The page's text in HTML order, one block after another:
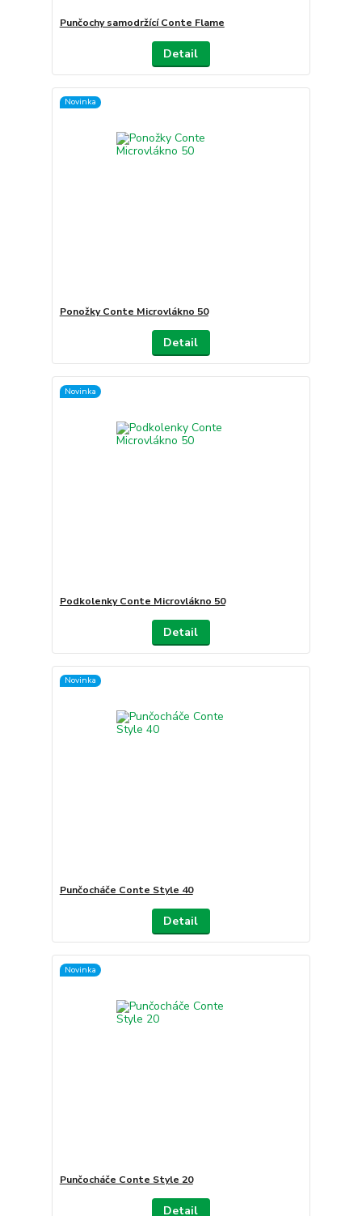
Punčochy samodržící Conte Flame
Detail
Novinka
Ponožky Conte Microvlákno 50
Detail
Novinka
Podkolenky Conte Microvlákno 50
Detail
Novinka
Punčocháče Conte Style 40
Detail
Novinka
Punčocháče Conte Style 20
Detail